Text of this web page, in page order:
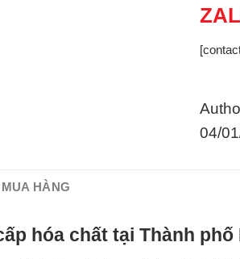
04/
HÀNG
hóa chất tại Thành phố